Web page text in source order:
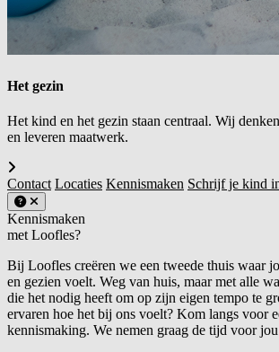
Het gezin
Het kind en het gezin staan centraal. Wij
en leveren maatwerk.
Contact Locaties Kennismaken Schrijf je kind
Kennismaken
met Loofles?
Bij Loofles creëren we een tweede thuis waar
en gezien voelt. Weg van huis, maar met alle
die het nodig heeft om op zijn eigen tempo te
ervaren hoe het bij ons voelt? Kom langs voor
kennismaking. We nemen graag de tijd voor